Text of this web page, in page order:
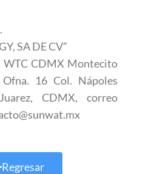
SA DE CV”
WTC CDMX Montecito
16 Col. Nápoles
CDMX, correo
Regresar